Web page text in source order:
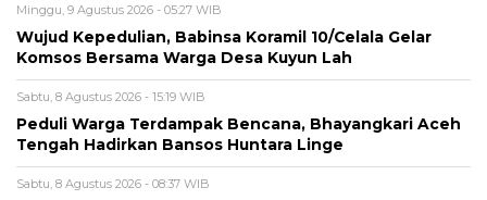
Minggu, 9 Agustus 2026 - 05:27 WIB
‎Wujud Kepedulian, Babinsa Koramil 10/Celala Gelar
Komsos Bersama Warga Desa Kuyun Lah
Sabtu, 8 Agustus 2026 - 15:19 WIB
Peduli Warga Terdampak Bencana, Bhayangkari Aceh
Tengah Hadirkan Bansos Huntara Linge
Sabtu, 8 Agustus 2026 - 08:37 WIB